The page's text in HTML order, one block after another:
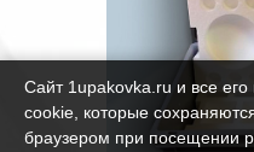
Сайт 1upakovka.ru и все
cookie, которые
браузером при посещении